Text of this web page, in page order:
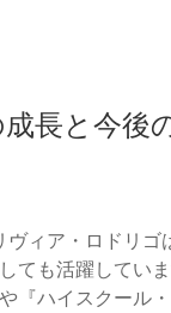
長と今後
ィア・ロドリゴ
ても活躍してい
『ハイスクール